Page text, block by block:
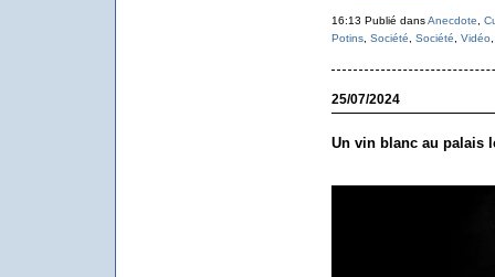
16:13 Publié dansAnecdote
Potins, Société Société Vidéo
25/07/2024
Un vin blanc au palais